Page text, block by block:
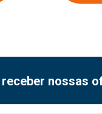
nossas